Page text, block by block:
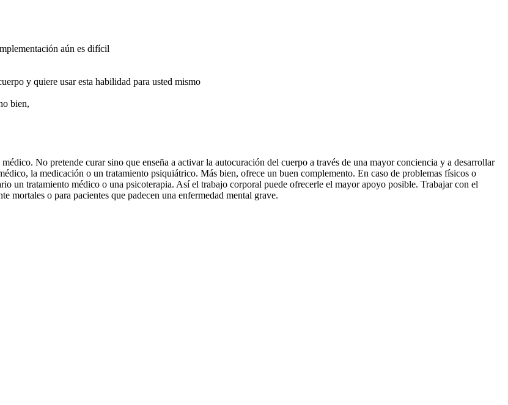
aún es difícil
y quiere usar esta habilidad para usted mismo
bien,
No pretende curar sino que enseña a activar la autocuración del cuerpo a través de una mayor conciencia y a desarrollar
la medicación o un tratamiento psiquiátrico. Más bien, ofrece un buen complemento. En caso de problemas físicos o
un tratamiento médico o una psicoterapia. Así el trabajo corporal puede ofrecerle el mayor apoyo posible. Trabajar con el
mortales o para pacientes que padecen una enfermedad mental grave.